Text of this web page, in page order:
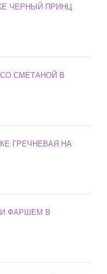
ЧЕРНЫЙ ПРИНЦ
СМЕТАНОЙ В
ГРЕЧНЕВАЯ НА
ФАРШЕМ В